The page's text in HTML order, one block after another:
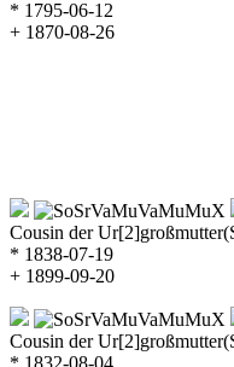
* 1795-06-12
+ 1870-08-26
Cousin der Ur[2]großmutter
* 1838-07-19
+ 1899-09-20
Cousin der Ur[2]großmutter
* 1832-08-04